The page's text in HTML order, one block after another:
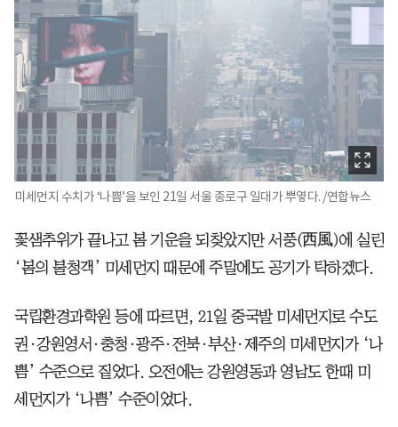
미세먼지 수치가 ‘나쁨’을 보인 21일 서울 종로구 일대가 뿌옇다. /연합뉴스
꽃샘추위가 끝나고 봄 기운을 되찾았지만 서풍(西風)에 실린
‘봄의 불청객’ 미세먼지 때문에 주말에도 공기가 탁하겠다.
국립환경과학원 등에 따르면, 21일 중국발 미세먼지로 수도
권·강원영서·충청·광주·전북·부산·제주의 미세먼지가 ‘나
쁨’ 수준으로 짙었다. 오전에는 강원영동과 영남도 한때 미
세먼지가 ‘나쁨’ 수준이었다.